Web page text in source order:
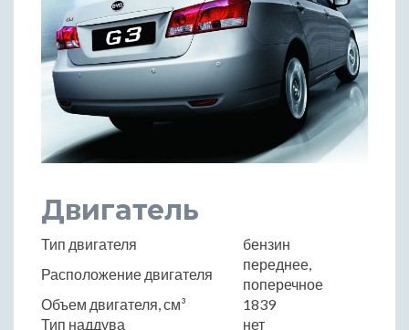
Двигатель
Тип двигателя
бензин
Расположение двигателя
переднее,
поперечное
Объем двигателя, см³
1839
Тип наддува
нет